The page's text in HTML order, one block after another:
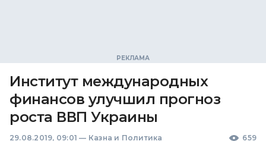
Институт международных
финансов улучшил прогноз
роста ВВП Украины
29.08.2019, 09:01 — Казна и Политика 659